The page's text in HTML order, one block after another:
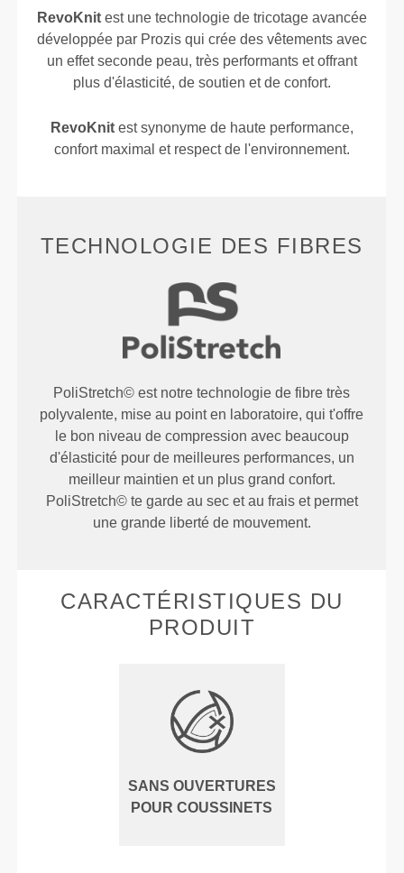
RevoKnitest une technologie de tricotage avancée
développée par Prozis qui crée des vêtements avec
un effet seconde peau, très performants et offrant
plus d'élasticité, de soutien et de confort.
RevoKnitest synonyme de haute performance,
confort maximal et respect de l'environnement.
TECHNOLOGIE DES FIBRES
PoliStretch© est notre technologie de fibre très
polyvalente, mise au point en laboratoire, qui t'offre
le bon niveau de compression avec beaucoup
d'élasticité pour de meilleures performances, un
meilleur maintien et un plus grand confort.
PoliStretch© te garde au sec et au frais et permet
une grande liberté de mouvement.
CARACTÉRISTIQUES DU
PRODUIT
SANS OUVERTURES
POUR COUSSINETS